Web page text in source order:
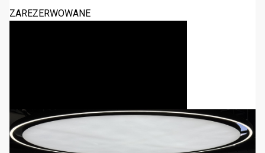
ZAREZERWOWANE